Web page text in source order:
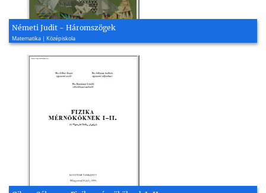
Németi Judit - Háromszögek
Matematika | Középiskola